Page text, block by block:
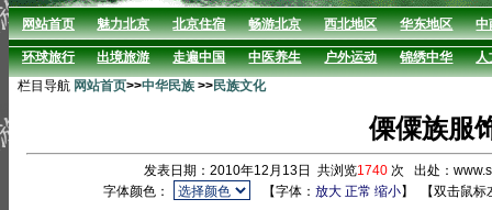
网站首页 魅力北京 北京住宿 畅游北京 西北地区 华东地区 中
环球旅行 出境旅游 走遍中国 中医养生 户外运动 锦绣中华
人
栏目导航 网站首页>>中华民族 >>民族文化
傈僳族服
发表日期：2010年12月13日 共浏览1740 次 出处：
字体颜色：
【字体：放大 正常 缩小】 【双击鼠